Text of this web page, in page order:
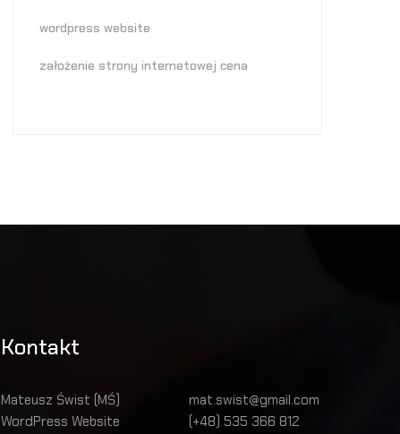
wordpress website
założenie strony internetowej cena
Kontakt
Mateusz Świst (MŚ)
WordPress Website
mat.swist@gmail.com
(+48) 535 366 812